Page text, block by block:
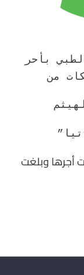
بأحر
من
أجرها وبلغت